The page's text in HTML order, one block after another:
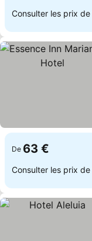
Consulter les prix de
De 63 €
Consulter les prix de